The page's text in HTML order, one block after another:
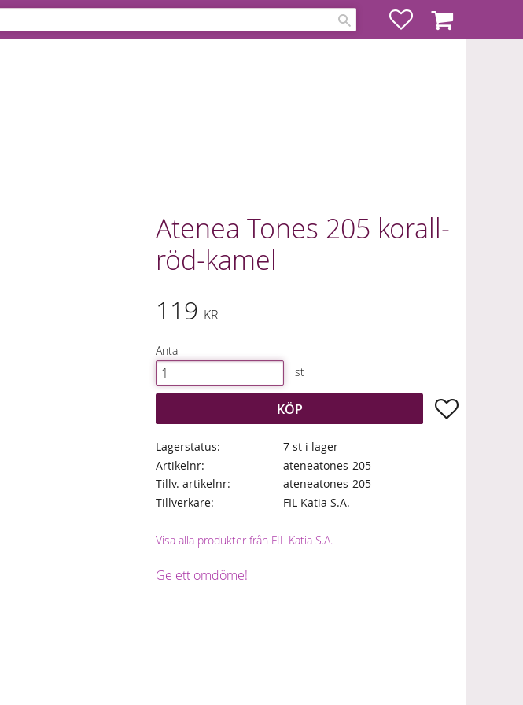
FavoriterKundvagn
Atenea Tones 205 korall-
röd-kamel
119 KR
Antal
st
KÖP Lägg till i
Lagerstatus
7 st i lager
Artikelnr
ateneatones-205
Tillv. artikelnr
ateneatones-205
Tillverkare
FIL Katia S.A.
Visa alla produkter från FIL Katia S.A.
Ge ett omdöme!